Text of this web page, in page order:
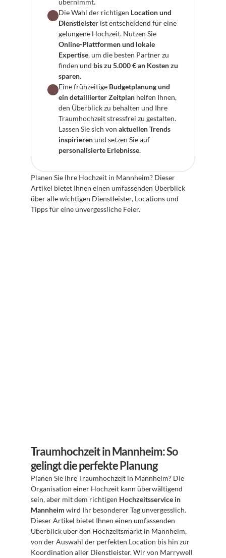
übernimmt.
Die Wahl der richtigen Location und
Dienstleister ist entscheidend für eine
Online-Plattformen und lokale
Expertise, um die besten Partner zu
finden und bis zu 5.000 € an Kosten zu
sparen.
Eine frühzeitige Budgetplanung und
ein detaillierter Zeitplan helfen Ihnen,
den Überblick zu behalten und Ihre
Traumhochzeit stressfrei zu gestalten.
Lassen Sie sich von aktuellen Trends
inspirieren
personalisierte Erlebnisse.
Planen Sie Ihre Hochzeit in Mannheim? Dieser
Artikel bietet Ihnen einen umfassenden Überblick
über alle wichtigen Dienstleister, Locations und
Tipps für eine unvergessliche Feier.
Traumhochzeit in Mannheim: So
gelingt die perfekte Planung
Planen Sie Ihre Traumhochzeit in Mannheim? Die
Organisation einer Hochzeit kann überwältigend
sein, aber mit dem richtigen Hochzeitsservice in
Mannheim wird Ihr besonderer Tag unvergesslich.
Dieser Artikel bietet Ihnen einen umfassenden
Überblick über den Hochzeitsmarkt in Mannheim,
von der Auswahl der perfekten Location bis hin zur
Koordination aller Dienstleister. Wir von Marrywell